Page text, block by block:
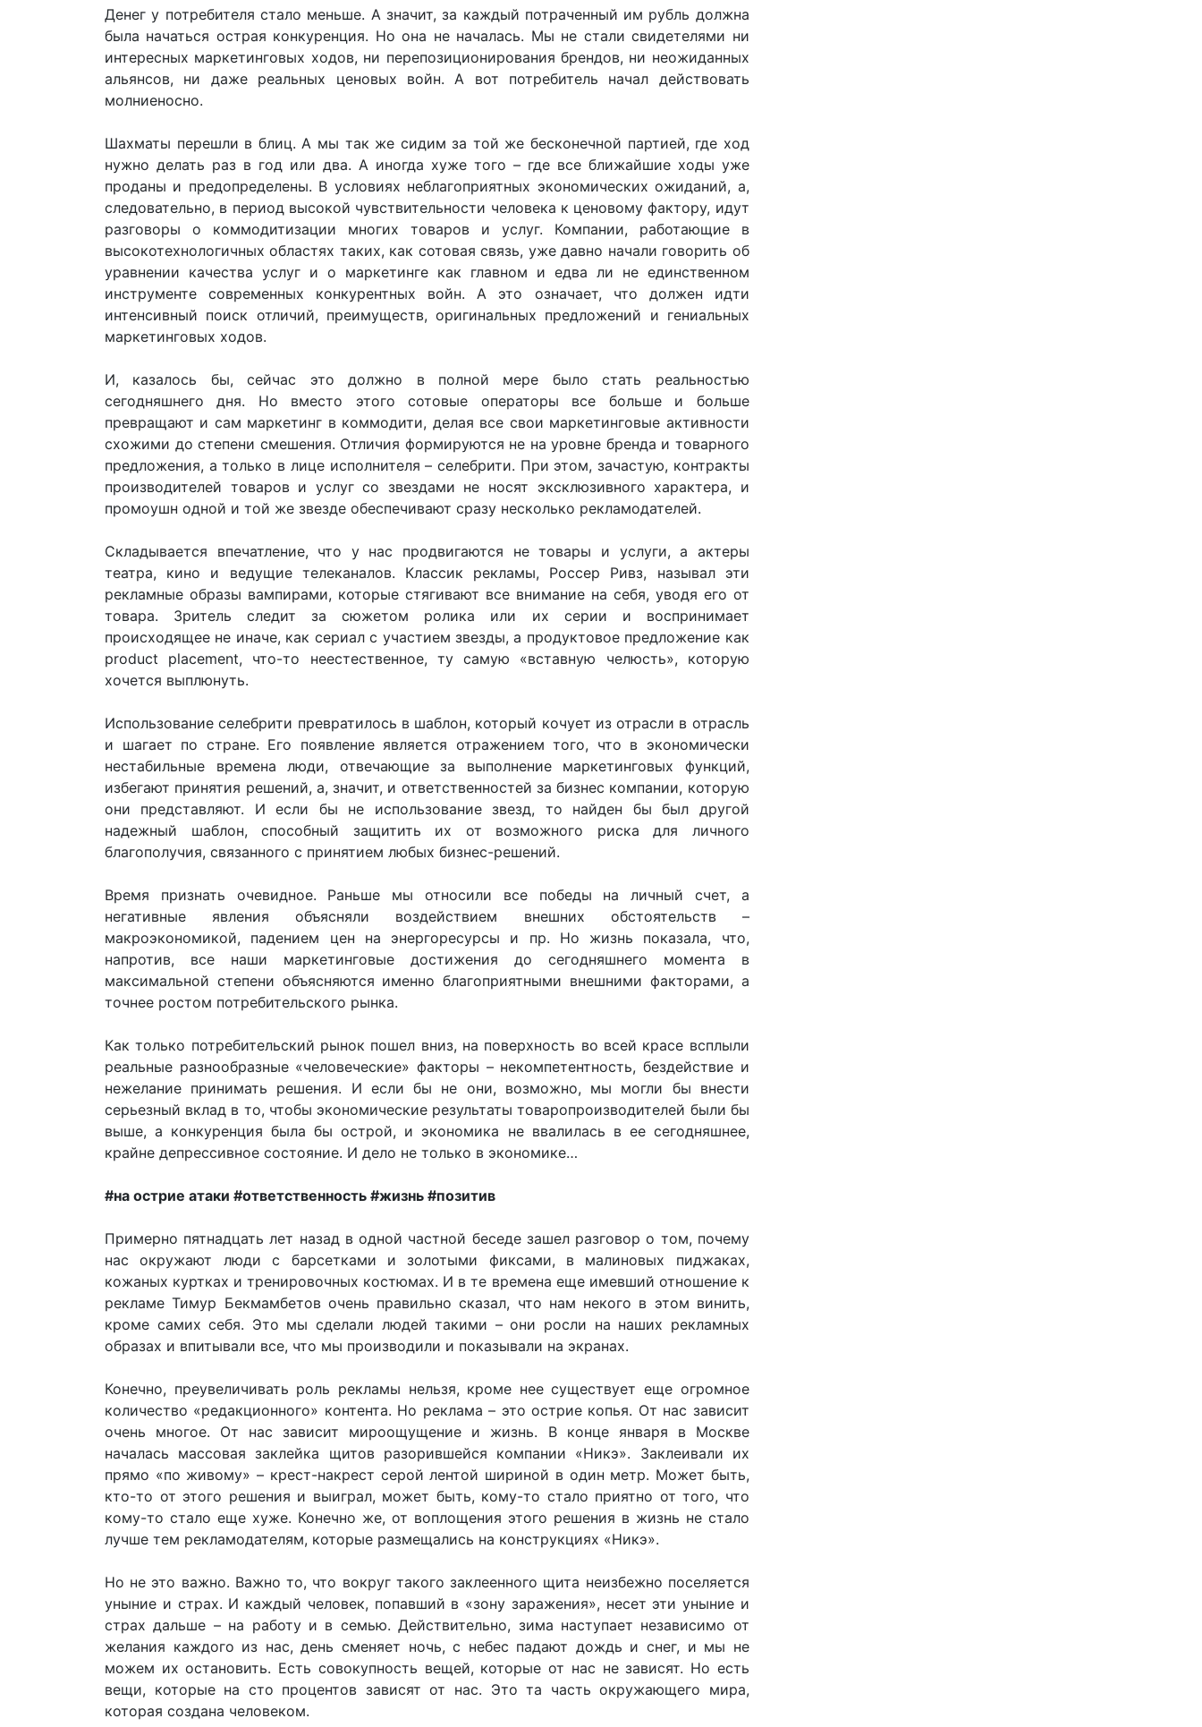
Денег у потребителя стало меньше. А значит, за каждый потраченный им рубль должна
была начаться острая конкуренция. Но она не началась. Мы не стали свидетелями ни
интересных маркетинговых ходов, ни перепозиционирования брендов, ни неожиданных
альянсов, ни даже реальных ценовых войн. А вот потребитель начал действовать
молниеносно.
Шахматы перешли в блиц. А мы так же сидим за той же бесконечной партией, где ход
нужно делать раз в год или два. А иногда хуже того – где все ближайшие ходы уже
проданы и предопределены. В условиях неблагоприятных экономических ожиданий, а,
следовательно, в период высокой чувствительности человека к ценовому фактору, идут
разговоры о коммодитизации многих товаров и услуг. Компании, работающие в
высокотехнологичных областях таких, как сотовая связь, уже давно начали говорить об
уравнении качества услуг и о маркетинге как главном и едва ли не единственном
инструменте современных конкурентных войн. А это означает, что должен идти
интенсивный поиск отличий, преимуществ, оригинальных предложений и гениальных
маркетинговых ходов.
И, казалось бы, сейчас это должно в полной мере было стать реальностью
сегодняшнего дня. Но вместо этого сотовые операторы все больше и больше
превращают и сам маркетинг в коммодити, делая все свои маркетинговые активности
схожими до степени смешения. Отличия формируются не на уровне бренда и товарного
предложения, а только в лице исполнителя – селебрити. При этом, зачастую, контракты
производителей товаров и услуг со звездами не носят эксклюзивного характера, и
промоушн одной и той же звезде обеспечивают сразу несколько рекламодателей.
Складывается впечатление, что у нас продвигаются не товары и услуги, а актеры
театра, кино и ведущие телеканалов. Классик рекламы, Россер Ривз, называл эти
рекламные образы вампирами, которые стягивают все внимание на себя, уводя его от
товара. Зритель следит за сюжетом ролика или их серии и воспринимает
происходящее не иначе, как сериал с участием звезды, а продуктовое предложение как
product placement, что-то неестественное, ту самую «вставную челюсть», которую
хочется выплюнуть.
Использование селебрити превратилось в шаблон, который кочует из отрасли в отрасль
и шагает по стране. Его появление является отражением того, что в экономически
нестабильные времена люди, отвечающие за выполнение маркетинговых функций,
избегают принятия решений, а, значит, и ответственностей за бизнес компании, которую
они представляют. И если бы не использование звезд, то найден бы был другой
надежный шаблон, способный защитить их от возможного риска для личного
благополучия, связанного с принятием любых бизнес-решений.
Время признать очевидное. Раньше мы относили все победы на личный счет, а
негативные явления объясняли воздействием внешних обстоятельств –
макроэкономикой, падением цен на энергоресурсы и пр. Но жизнь показала, что,
напротив, все наши маркетинговые достижения до сегодняшнего момента в
максимальной степени объясняются именно благоприятными внешними факторами, а
точнее ростом потребительского рынка.
Как только потребительский рынок пошел вниз, на поверхность во всей красе всплыли
реальные разнообразные «человеческие» факторы – некомпетентность, бездействие и
нежелание принимать решения. И если бы не они, возможно, мы могли бы внести
серьезный вклад в то, чтобы экономические результаты товаропроизводителей были бы
выше, а конкуренция была бы острой, и экономика не ввалилась в ее сегодняшнее,
крайне депрессивное состояние. И дело не только в экономике…
#на острие атаки #ответственность #жизнь #позитив
Примерно пятнадцать лет назад в одной частной беседе зашел разговор о том, почему
нас окружают люди с барсетками и золотыми фиксами, в малиновых пиджаках,
кожаных куртках и тренировочных костюмах. И в те времена еще имевший отношение к
рекламе Тимур Бекмамбетов очень правильно сказал, что нам некого в этом винить,
кроме самих себя. Это мы сделали людей такими – они росли на наших рекламных
образах и впитывали все, что мы производили и показывали на экранах.
Конечно, преувеличивать роль рекламы нельзя, кроме нее существует еще огромное
количество «редакционного» контента. Но реклама – это острие копья. От нас зависит
очень многое. От нас зависит мироощущение и жизнь. В конце января в Москве
началась массовая заклейка щитов разорившейся компании «Никэ». Заклеивали их
прямо «по живому» – крест-накрест серой лентой шириной в один метр. Может быть,
кто-то от этого решения и выиграл, может быть, кому-то стало приятно от того, что
кому-то стало еще хуже. Конечно же, от воплощения этого решения в жизнь не стало
лучше тем рекламодателям, которые размещались на конструкциях «Никэ».
Но не это важно. Важно то, что вокруг такого заклеенного щита неизбежно поселяется
уныние и страх. И каждый человек, попавший в «зону заражения», несет эти уныние и
страх дальше – на работу и в семью. Действительно, зима наступает независимо от
желания каждого из нас, день сменяет ночь, с небес падают дождь и снег, и мы не
можем их остановить. Есть совокупность вещей, которые от нас не зависят. Но есть
вещи, которые на сто процентов зависят от нас. Это та часть окружающего мира,
которая создана человеком.